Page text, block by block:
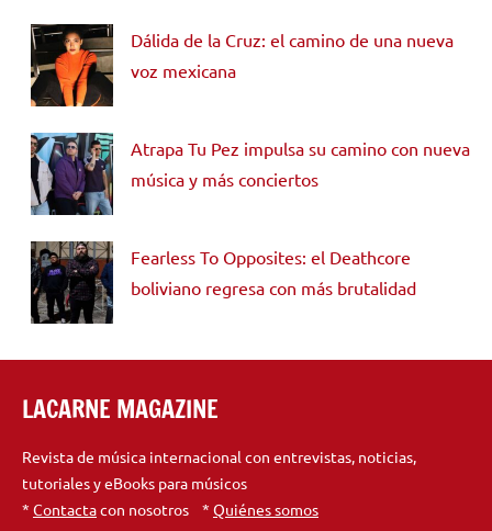
Dálida de la Cruz: el camino de una nueva
voz mexicana
Atrapa Tu Pez impulsa su camino con nueva
música y más conciertos
Fearless To Opposites: el Deathcore
boliviano regresa con más brutalidad
LACARNE MAGAZINE
Revista de música internacional con entrevistas, noticias,
tutoriales y eBooks para músicos
* Contactacon nosotros * Quiénes somos